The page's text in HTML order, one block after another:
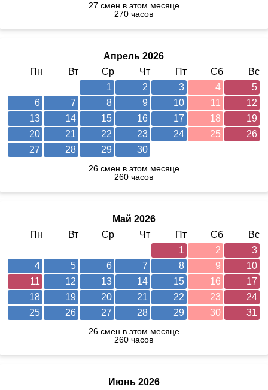
27 смен в этом месяце
270 часов
Апрель 2026
Пн
Вт Ср Чт Пт Сб
Вс
1
2 3 4
5
6
7 8 9 10 11
12
13
14 15 16 17 18
19
20
21 22 23 24 25
26
27
28 29 30
26 смен в этом месяце
260 часов
Май 2026
Пн
Вт Ср Чт Пт Сб
Вс
1
2
3
4
5 6 7 8 9
10
11
12 13 14 15 16
17
18
19 20 21 22 23
24
25
26 27 28 29 30 31
26 смен в этом месяце
260 часов
Июнь 2026